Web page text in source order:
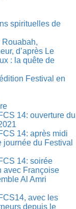
spirituelles de
Rouabah,
d’après Le
: la quête de
Festival en
14: ouverture du
14: après midi
journée du Festival
14: soirée
avec Françoise
Al Amri
avec les
depuis le